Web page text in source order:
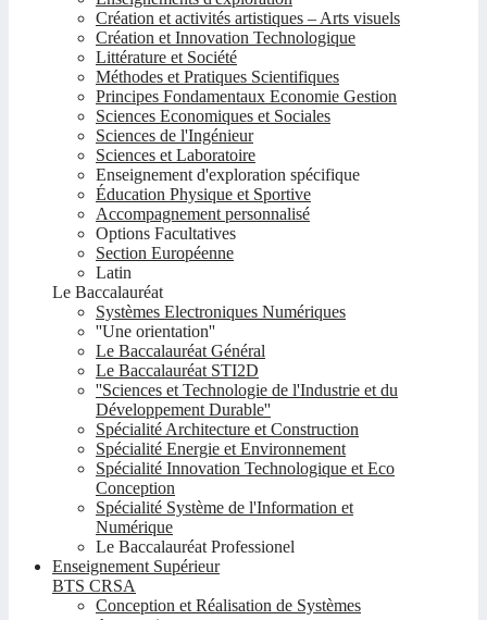
Création et activités artistiques – Arts visuels
Création et Innovation Technologique
Littérature et Société
Méthodes et Pratiques Scientifiques
Principes Fondamentaux Economie Gestion
Sciences Economiques et Sociales
Sciences de l'Ingénieur
Sciences et Laboratoire
Enseignement d'exploration spécifique
Éducation Physique et Sportive
Accompagnement personnalisé
Options Facultatives
Section Européenne
Latin
Le Baccalauréat
Systèmes Electroniques Numériques
''Une orientation''
Le Baccalauréat Général
Le Baccalauréat STI2D
''Sciences et Technologie de l'Industrie et du
Développement Durable''
Spécialité Architecture et Construction
Spécialité Energie et Environnement
Spécialité Innovation Technologique et Eco
Conception
Spécialité Système de l'Information et
Numérique
Le Baccalauréat Professionel
Enseignement Supérieur
BTS CRSA
Conception et Réalisation de Systèmes